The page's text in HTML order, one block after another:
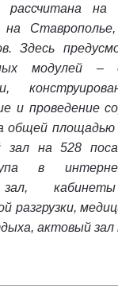
на
на
Здесь
модулей –
и проведение
общей площадью
зал на 528
в
кабинеты
разгрузки,
актовый зал